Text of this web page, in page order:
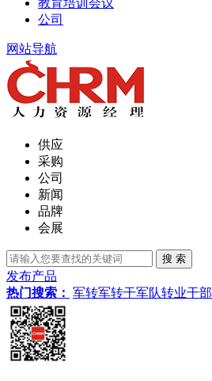
教育培训会议
公司
网站导航
供应
采购
公司
新闻
品牌
会展
发布产品
热门搜索： 军转军转干军队转业干部